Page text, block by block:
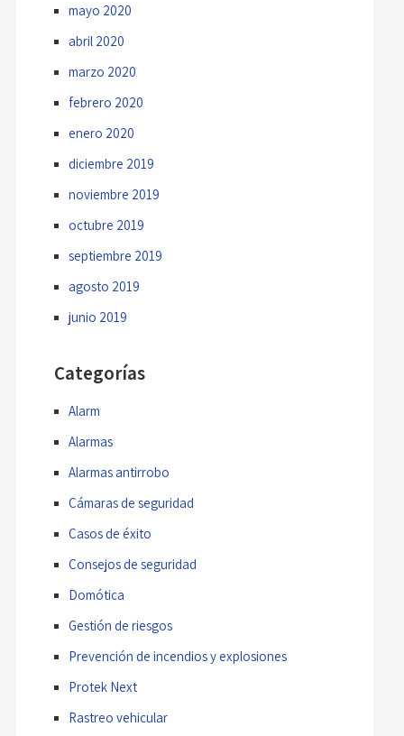
mayo 2020
abril 2020
marzo 2020
febrero 2020
enero 2020
diciembre 2019
noviembre 2019
octubre 2019
septiembre 2019
agosto 2019
junio 2019
Categorías
Alarm
Alarmas
Alarmas antirrobo
Cámaras de seguridad
Casos de éxito
Consejos de seguridad
Domótica
Gestión de riesgos
Prevención de incendios y explosiones
Protek Next
Rastreo vehicular